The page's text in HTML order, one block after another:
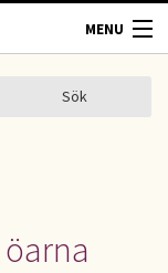
MENU
Sök
öarna